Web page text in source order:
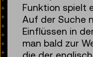
Funktion spielt
Auf der Suche
Einflüssen in
man bald zur